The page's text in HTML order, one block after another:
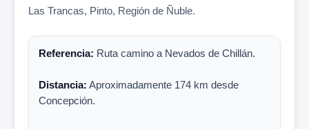
Las Trancas, Pinto, Región de Ñuble.
Referencia: Ruta camino a Nevados de Chillán.
Distancia: Aproximadamente 174 km desde
Concepción.